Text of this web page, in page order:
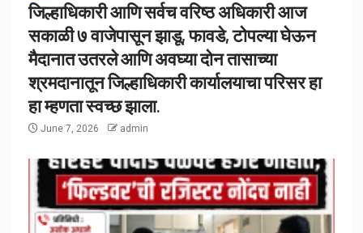
जिल्हाधिकारी आणि सर्वच वरिष्ठ अधिकारी आज
सकाळी ७ वाजेपासून झाडू, फावडे, टोपल्या घेऊन
मैदानात उतरले आणि अवघ्या दोन तासाच्या
श्रमदानातून जिल्हाधिकारी कार्यालयाचा परिसर हा
हा म्हणता स्वच्छ झाला.
June 7, 2026 admin